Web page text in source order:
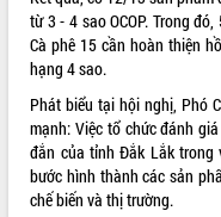
tại Nghĩa trang Liệt sĩ xã Sơn
Bàn giải pháp tháo gỡ khó khăn
xuất khẩu sầu riêng và triển khai
định EUDR
Thứ trưởng Bộ Nông nghiệp và
trường Nguyễn Hoàng Hiệp
vùng trồng và doanh nghiệp
sầu riêng tại Đắk Lắk
THỐNG KÊ TRUY CẬP
Hôm nay: 10205
Tất cả: 66022945
từ 3 - 4 sao OCOP. Trong
Cà phê 15 cần hoàn thiện
hạng 4 sao.
Phát biểu tại hội nghị, Phó
mạnh: Việc tổ chức đánh
đắn của tỉnh Đắk Lắk trong
bước hình thành các sản
chế biến và thị trường.